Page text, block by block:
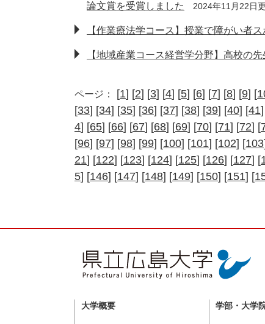
論文賞を受賞しました
2024年11月22日
【作業療法学コース】授業で障がい者
【地域産業コース経営学分野】高校の
ページ： [1] [2] [3] [4] [5] [6] [7] [8] [9] [
[33] [34] [35] [36] [37] [38] [39] [40] [41
4] [65] [66] [67] [68] [69] [70] [71] [72] [
[96] [97] [98] [99] [100] [101] [102] [103
21] [122] [123] [124] [125] [126] [127] [
5] [146] [147] [148] [149] [150] [151] [
大学概要 学部・大学